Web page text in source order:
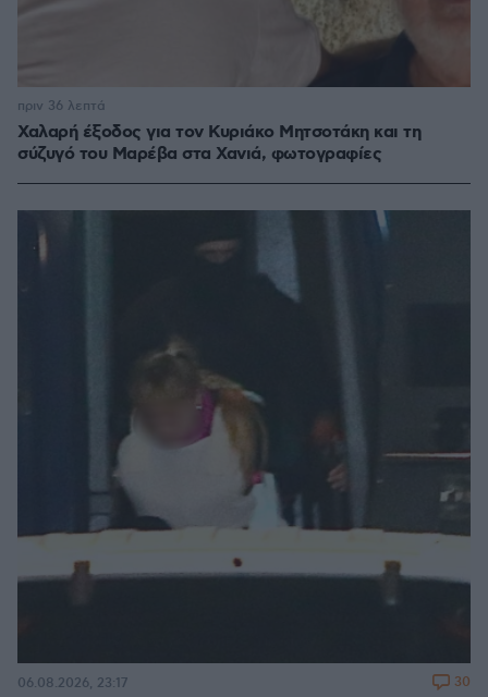
Χαλαρή έξοδος για τον Κυριάκο Μητσοτάκη και τη
σύζυγό του Μαρέβα στα Χανιά, φωτογραφίες
πριν 36 λεπτά
06.08.2026, 23:17 30